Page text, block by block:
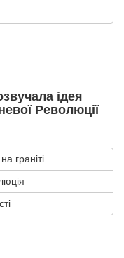
ідея
Революції
граніті